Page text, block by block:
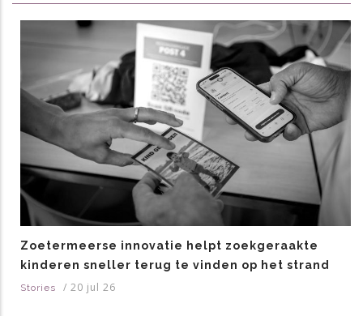
Zoetermeerse innovatie helpt zoekgeraakte
kinderen sneller terug te vinden op het strand
Stories / 20 jul 26